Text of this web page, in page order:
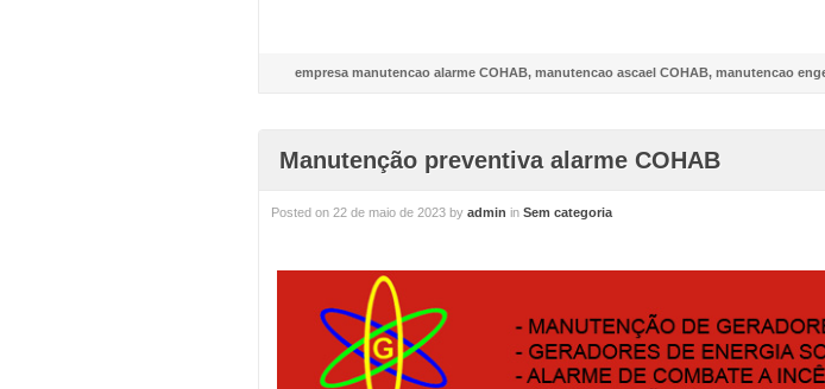
empresa manutencao alarme COHAB, manutencao ascael COHAB, manutencao
Manutenção preventiva alarme COHAB
Posted on 22 de maio de 2023 by admin in Sem categoria